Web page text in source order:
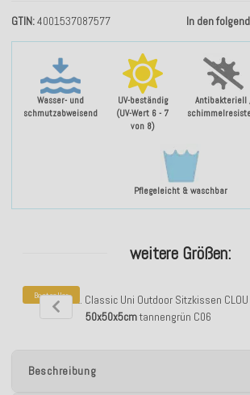
Wasser- und
schmutzabweisend
UV-beständig
(UV-Wert 6 - 7
von 8)
Antibakteriell
Pflegeleicht & waschbar
GTIN 4001537087577 In den
weitere Größen:
Bestseller
H.O.C.K. Classic Uni Outdoor Sitzkissen CLOU
50x50x5cmtannengrün C06
Beschreibung